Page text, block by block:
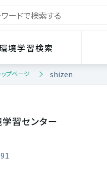
境学習検索
ップページ shizen
習センター